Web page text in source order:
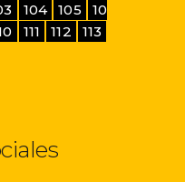
104 105
10
111 112
113